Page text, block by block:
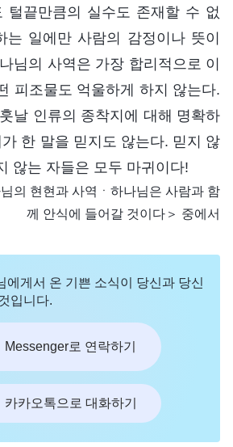
털끝만큼의 실수도 존재할 수 없
는 일에만 사람의 감정이나 뜻이
님의 사역은 가장 합리적으로 이
피조물도 억울하게 하지 않는다.
날 인류의 종착지에 대해 명확하
한 말을 믿지도 않는다. 믿지 않
않는 자들은 모두 마귀이다!
의 현현과 사역ㆍ하나님은 사람과 함
께 안식에 들어갈 것이다＞ 중에서
에게서 온 기쁜 소식이 당신과 당신
입니다.
Messenger로 연락하기
카카오톡으로 대화하기